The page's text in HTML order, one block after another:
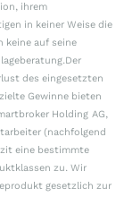
ihrem
in keiner Weise die
keine auf seine
des eingesetzten
Gewinne bieten
Holding AG,
(nachfolgend
eine bestimmte
zu. Wir
gesetzlich zur